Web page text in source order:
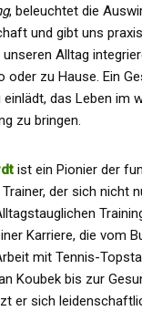
, beleuchtet die
und gibt uns
Alltag
oder zu Hause. Ein
das Leben im
zu bringen.
ist ein Pionier der
der sich nicht
Karriere, die vom
mit Tennis-
Koubek bis zur
er sich